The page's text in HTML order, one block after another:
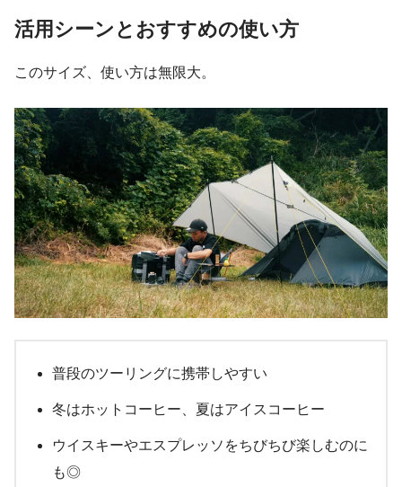
活用シーンとおすすめの使い方
このサイズ、使い方は無限大。
普段のツーリングに携帯しやすい
冬はホットコーヒー、夏はアイスコーヒー
ウイスキーやエスプレッソをちびちび楽しむのに
も◎